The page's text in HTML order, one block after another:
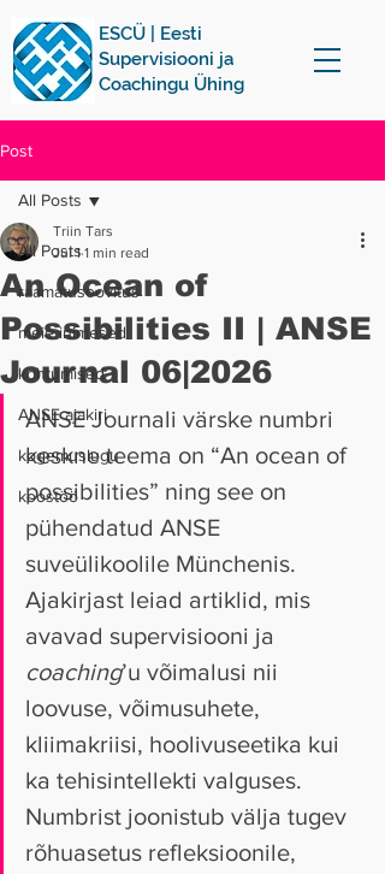
ESCÜ | Eesti
Supervisiooni ja
Coachingu Ühing
Post
All Posts
raamatusoovitus
meie inimesed
kohtumised
ANSE ajakiri
kogemuslugu
koostöö
All Posts
An Ocean of
Possibilities II | ANSE
Journal 06|2026
Triin Tars
Jul 1 1 min read
ANSE Journali värske numbri
keskne teema on “An ocean of
possibilities” ning see on
pühendatud ANSE
suveülikoolile Münchenis.
Ajakirjast leiad artiklid, mis
avavad supervisiooni ja
coaching’u võimalusi nii
loovuse, võimusuhete,
kliimakriisi, hoolivuseetika kui
ka tehisintellekti valguses.
Numbrist joonistub välja tugev
rõhuasetus refleksioonile,